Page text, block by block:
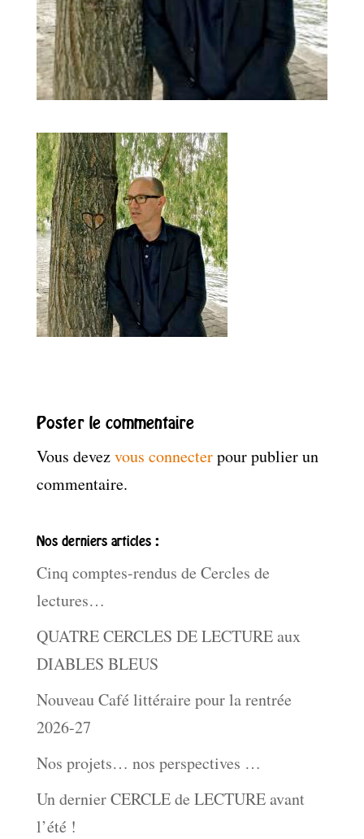
Poster le commentaire
Vous devezvous connecterpour publier un
commentaire.
Nos derniers articles :
Cinq comptes-rendus de Cercles de
lectures…
QUATRE CERCLES DE LECTURE aux
DIABLES BLEUS
Nouveau Café littéraire pour la rentrée
2026-27
Nos projets… nos perspectives …
Un dernier CERCLE de LECTURE avant
l’été !